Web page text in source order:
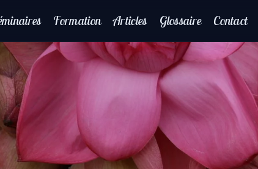
Formation Articles Glossaire Contact